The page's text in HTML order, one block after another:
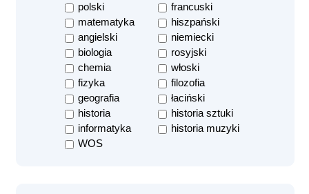
polski
matematyka
angielski
biologia
chemia
fizyka
geografia
historia
informatyka
WOS
francuski
hiszpański
niemiecki
rosyjski
włoski
filozofia
łaciński
historia sztuki
historia muzyki